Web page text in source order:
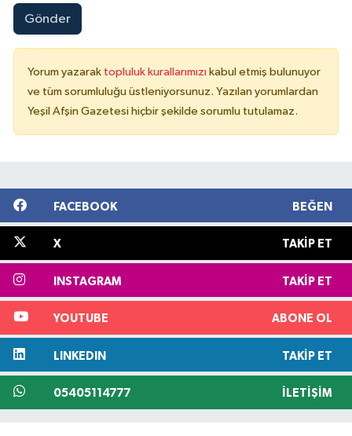
Gönder
Yorum yazarak topluluk kurallarımızı kabul etmiş bulunuyor
ve tüm sorumluluğu üstleniyorsunuz. Yazılan yorumlardan
Yeşil Afşin Gazetesi hiçbir şekilde sorumlu tutulamaz.
FACEBOOK BEĞEN
X TAKIP ET
INSTAGRAM TAKIP ET
YOUTUBE ABONE OL
LINKEDIN TAKIP ET
05405114777 İLETIŞIM